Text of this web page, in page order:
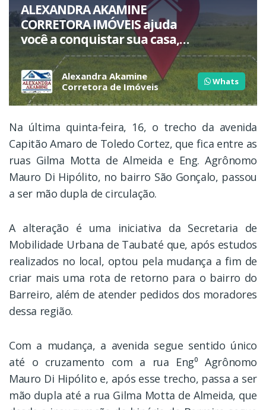
ALEXANDRA AKAMINE
CORRETORA IMÓVEIS ajuda
você a conquistar sua casa,
seu apto , sua empresa ou
investimento com segurança
e confiança.Alexandra Akamine
Corretora de Imóveis
Whats
Na última quinta-feira, 16, o trecho da avenida
Capitão Amaro de Toledo Cortez, que fica entre as
ruas Gilma Motta de Almeida e Eng. Agrônomo
Mauro Di Hipólito, no bairro São Gonçalo, passou
a ser mão dupla de circulação.
A alteração é uma iniciativa da Secretaria de
Mobilidade Urbana de Taubaté que, após estudos
realizados no local, optou pela mudança a fim de
criar mais uma rota de retorno para o bairro do
Barreiro, além de atender pedidos dos moradores
dessa região.
Com a mudança, a avenida segue sentido único
até o cruzamento com a rua Eng⁰ Agrônomo
Mauro Di Hipólito e, após esse trecho, passa a ser
mão dupla até a rua Gilma Motta de Almeida, que